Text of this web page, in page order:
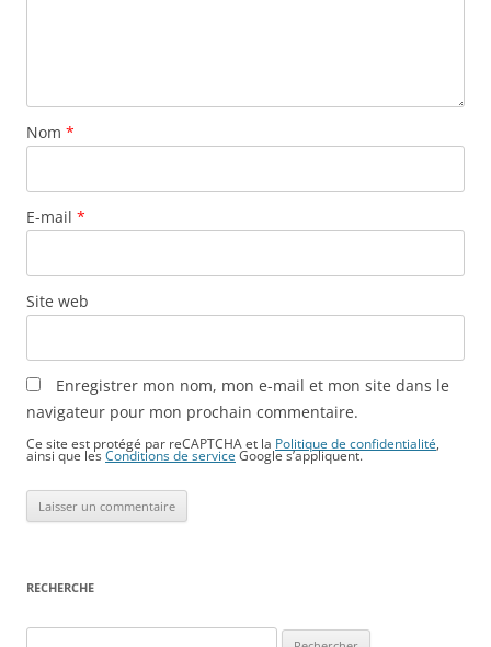
Nom *
E-mail *
Site web
Enregistrer mon nom, mon e-mail et mon site dans le
navigateur pour mon prochain commentaire.
Ce site est protégé par reCAPTCHA et la Politique de confidentialité
ainsi que lesConditions de service Google s’appliquent.
RECHERCHE